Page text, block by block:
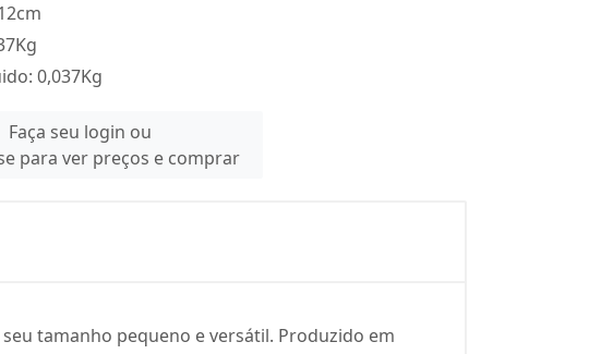
0,037Kg
Faça seu login ou
para ver preços e comprar
tamanho pequeno e versátil. Produzido em